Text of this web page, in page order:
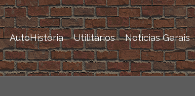
AutoHistória Utilitários Notícias Gerais